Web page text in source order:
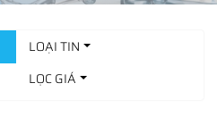
LOẠI TIN
LỌC GIÁ